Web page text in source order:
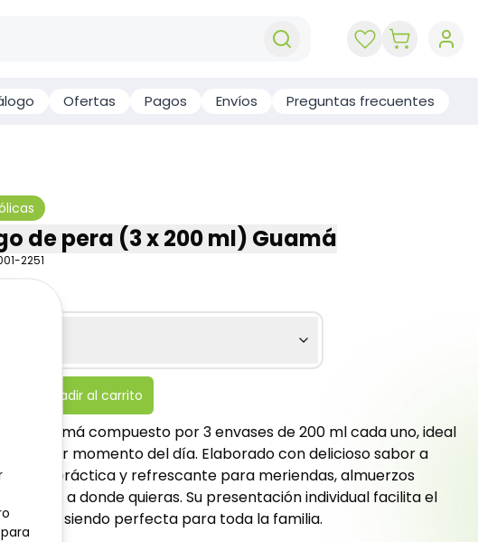
Ofertas Pagos Envíos Preguntas frecuentes
de pera (3 x 200 ml) Guamá
2251
Añadir al carrito
Guamá compuesto por 3 envases de 200 ml cada uno, ideal
cualquier momento del día. Elaborado con delicioso sabor a
práctica y refrescante para meriendas, almuerzos
contigo a donde quieras. Su presentación individual facilita el
siendo perfecta para toda la familia.